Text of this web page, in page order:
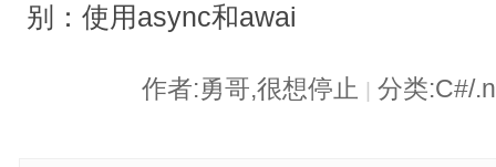
别：使用async和awai
作者:勇哥,很想停止 分类:C#/